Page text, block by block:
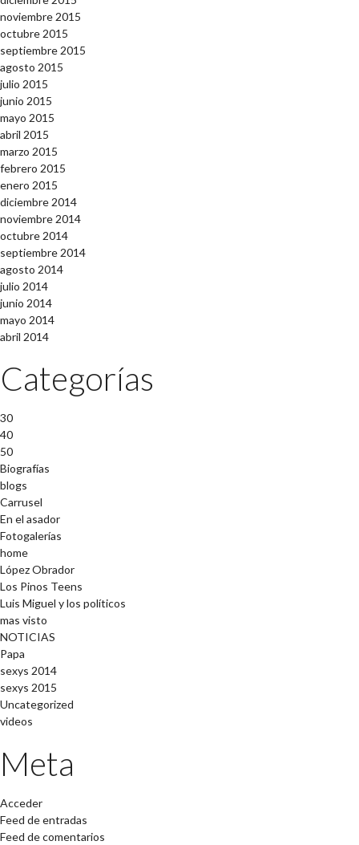
noviembre 2015
octubre 2015
septiembre 2015
agosto 2015
julio 2015
junio 2015
mayo 2015
abril 2015
marzo 2015
febrero 2015
enero 2015
diciembre 2014
noviembre 2014
octubre 2014
septiembre 2014
agosto 2014
julio 2014
junio 2014
mayo 2014
abril 2014
Categorías
30
40
50
Biografías
blogs
Carrusel
En el asador
Fotogalerías
home
López Obrador
Los Pinos Teens
Luis Miguel y los políticos
mas visto
NOTICIAS
Papa
sexys 2014
sexys 2015
Uncategorized
videos
Meta
Acceder
Feed de entradas
Feed de comentarios